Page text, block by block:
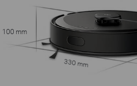
100 mm
330 mm